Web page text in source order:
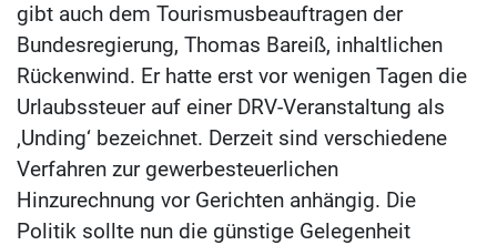
gibt auch dem Tourismusbeauftragen der
Bundesregierung, Thomas Bareiß, inhaltlichen
Rückenwind. Er hatte erst vor wenigen Tagen die
Urlaubssteuer auf einer DRV-Veranstaltung als
‚Unding‘ bezeichnet. Derzeit sind verschiedene
Verfahren zur gewerbesteuerlichen
Hinzurechnung vor Gerichten anhängig. Die
Politik sollte nun die günstige Gelegenheit